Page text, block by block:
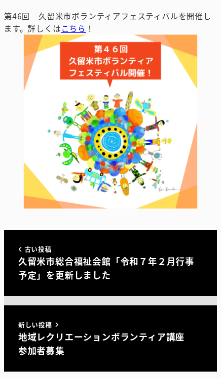
第46回 久留米市ボランティアフェスティバルを開催し
ます。詳しくはこちら ！
古い投稿
久留米市総合福祉会館「令和７年２月行事
予定」を更新しました
新しい投稿
地域レクリエーションボランティア講座
参加者募集